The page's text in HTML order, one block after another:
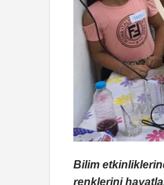
Bilim
renklerini